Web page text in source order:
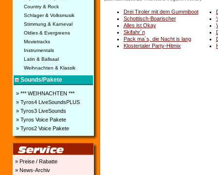
Country & Rock
Schlager & Volksmusik
Stimmung & Karneval
Oldies & Evergreens
Movietracks
Instrumentals
Latin & Ballsaal
Weihnachten & Klassik
Sounds/Pakete
» *** WEIHNACHTEN ***
» Tyros4 LiveSoundsPLUS
» Tyros3 LiveSounds
» Tyros Voice Pakete
» Tyros2 Voice Pakete
» Preise / Rabatte
» News-Archiv
Drei Tiroler mit dem Gummiboot
Schottisch-Boarischer
Alles ist Okay
Skifahr´n
Pack ma´s, die Nacht is lang
Klostertaler Party-Hitmix